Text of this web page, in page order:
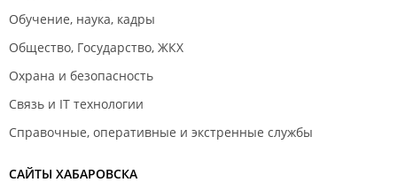
Обучение, наука, кадры
Общество, Государство, ЖКХ
Охрана и безопасность
Связь и IT технологии
Справочные, оперативные и экстренные службы
САЙТЫ ХАБАРОВСКА